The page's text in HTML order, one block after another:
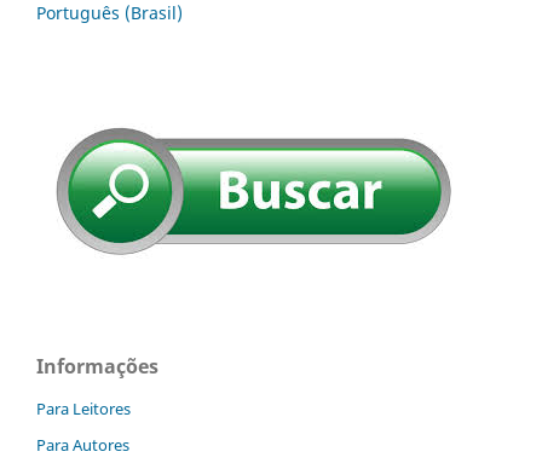
Português (Brasil)
Informações
Para Leitores
Para Autores